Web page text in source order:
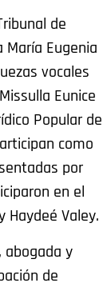
de
María Eugenia
vocales
Eunice
Popular de
como
por
en el
Haydeé Valey.
abogada y
de